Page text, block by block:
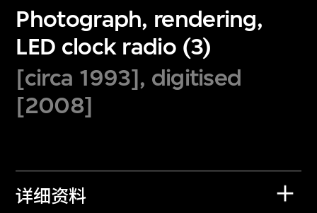
Photograph, rendering,
LED clock radio (3)
[circa 1993], digitised
[2008]
详细资料